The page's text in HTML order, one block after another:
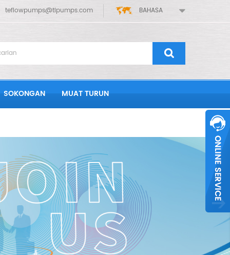
BAHASA
teflowpumps@tlpumps.com
SOKONGAN MUAT TURUN